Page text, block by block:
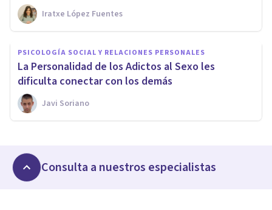
Iratxe López Fuentes
PSICOLOGÍA SOCIAL Y RELACIONES PERSONALES
La Personalidad de los Adictos al Sexo les
dificulta conectar con los demás
Javi Soriano
Consulta a nuestros especialistas